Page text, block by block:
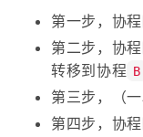
第一步，协程
第二步，协程
转移到协程 B
第三步，（
第四步，协程